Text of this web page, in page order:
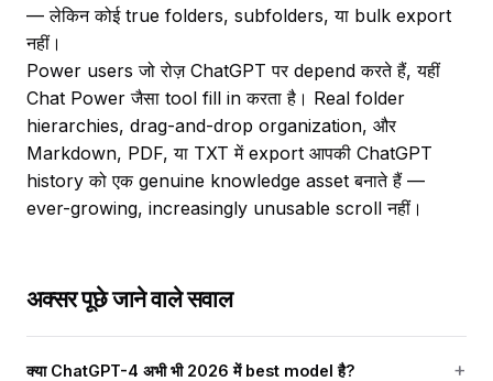
— लेकिन कोई true folders, subfolders, या bulk export
नहीं।
Power users जो रोज़ ChatGPT पर depend करते हैं, यहीं
Chat Power जैसा tool fill in करता है। Real folder
hierarchies, drag-and-drop organization, और
Markdown, PDF, या TXT में export आपकी ChatGPT
history को एक genuine knowledge asset बनाते हैं —
ever-growing, increasingly unusable scroll नहीं।
अक्सर पूछे जाने वाले सवाल
क्या ChatGPT-4 अभी भी 2026 में best model है?